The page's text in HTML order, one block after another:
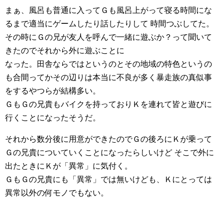
まぁ、風呂も普通に入ってＧも風呂上がって寝る時間にな
るまで適当にゲームしたり話したりして 時間つぶしてた。
その時にＧの兄が友人を呼んで一緒に遊ぶか？って聞いて
きたのでそれから外に遊ぶことに
なった。田舎ならではというのとその地域の特色というの
も合間ってかその辺りは本当に不良が多く暴走族の真似事
をするやつらが結構多い。
ＧもＧの兄貴もバイクを持っておりＫを連れて皆と遊びに
行くことになったそうだ。
それから数分後に用意ができたのでＧの後ろにＫが乗って
Ｇの兄貴についていくことになったらしいけど そこで外に
出たときにＫが「異常」に気付く。
ＧもＧの兄貴にも「異常」では無いけども、Ｋにとっては
異常以外の何モノでもない。